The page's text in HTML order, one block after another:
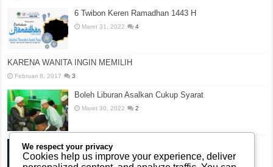
6 Twibon Keren Ramadhan 1443 H
Maret 31, 2022 4
KARENA WANITA INGIN MEMILIH
Februari 8, 2017 3
Boleh Liburan Asalkan Cukup Syarat
Maret 30, 2022 2
Reuni Akbar Alumni Pontren Modern Nurul Amin
April 1, 2022 2
We respect your privacy
Cookies help us improve your experience, deliver